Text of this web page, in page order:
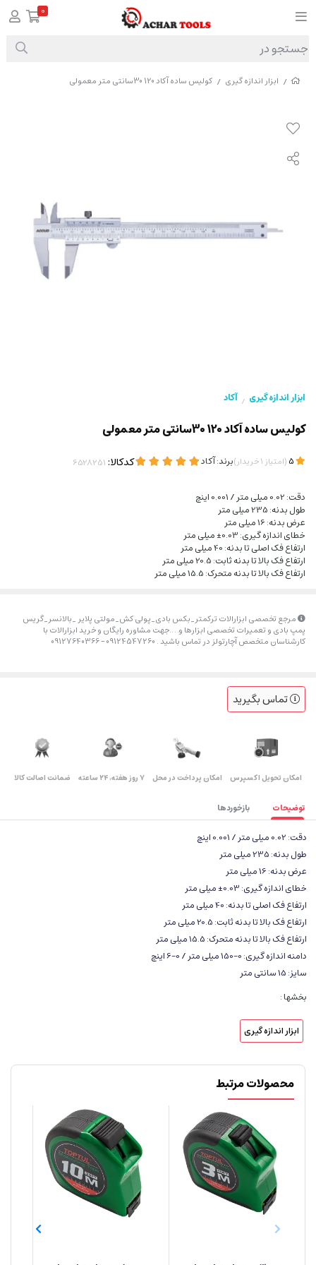
/ ابزار اندازه گیری / کولیس ساده آکاد 120 30سانتی متر معمولی
ابزار اندازه گیری / آکاد
کولیس ساده آکاد 120 30سانتی متر معمولی
(امتیاز 1خریدار)برند:آکاد کدکالا:
دقت: 0.02 میلی متر / 0.001 اینچ
طول بدنه: 235 میلی متر
عرض بدنه: 16 میلی متر
خطای اندازه گیری: 0.03± میلی متر
ارتفاع فک اصلی تا بدنه: 40 میلی متر
ارتفاع فک بالا تا بدنه ثابت: 20.5 میلی متر
ارتفاع فک بالا تا بدنه متحرک: 15.5 میلی متر
مرجع تخصصی ابزارالات ترکمتر_بکس بادی_پولی کش_مولتی پلایر _بالانسر_گریس
پمپ بادی و تعمیرات تخصصی ابزارها و….جهت مشاوره رایگان و خرید ابزارالات با
کارشناسان متخصص آچارتولز در تماس باشید . 09124547260 – 09127640366
تماس بگیرید
اﻣﮑﺎن ﺗﺤﻮﯾﻞ اﮐﺴﭙﺮس امکان پرداخت در محل ۷ روز ﻫﻔﺘﻪ، ۲۴ ﺳﺎﻋﺘﻪ ضمانت اصالت کالا
توضیحات بازخوردها
دقت: 0.02 میلی متر / 0.001 اینچ
طول بدنه: 235 میلی متر
عرض بدنه: 16 میلی متر
خطای اندازه گیری: 0.03± میلی متر
ارتفاع فک اصلی تا بدنه: 40 میلی متر
ارتفاع فک بالا تا بدنه ثابت: 20.5 میلی متر
ارتفاع فک بالا تا بدنه متحرک: 15.5 میلی متر
دامنه اندازه گیری: 0-150 میلی متر / 0-6 اینچ
سایز: 15 سانتی متر
بخشها :
ابزار اندازه گیری
محصولات مرتبط
0